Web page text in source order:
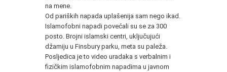
na mene.
Od pariških napada uplašenija sam nego ikad.
Islamofobni napadi povećali su se za 300
posto. Brojni islamski centri, uključujući
džamiju u Finsbury parku, meta su paleža.
Posljedica je to video uradaka s verbalnim i
fizičkim islamofobnim napadima u javnom